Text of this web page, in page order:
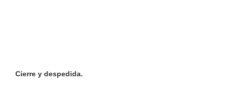
Cierre y despedida.